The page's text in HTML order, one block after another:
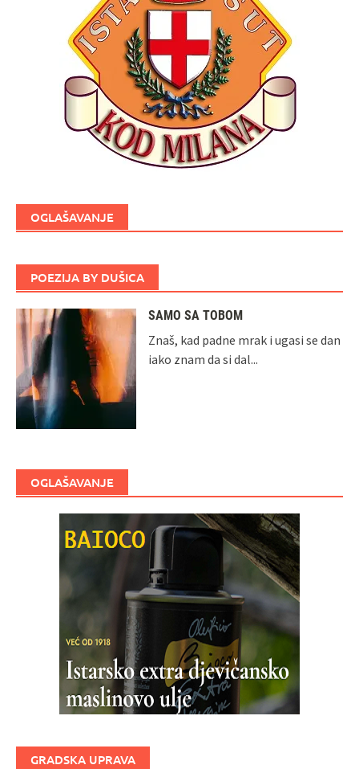
OGLAŠAVANJE
POEZIJA BY DUŠICA
SAMO SA TOBOM
Znaš, kad padne mrak i ugasi se dan
iako znam da si dal...
OGLAŠAVANJE
GRADSKA UPRAVA